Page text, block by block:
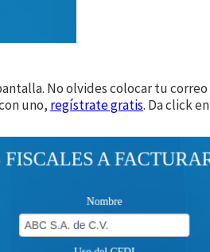
No olvides colocar tu correo
uno, regístrate gratis. Da click en